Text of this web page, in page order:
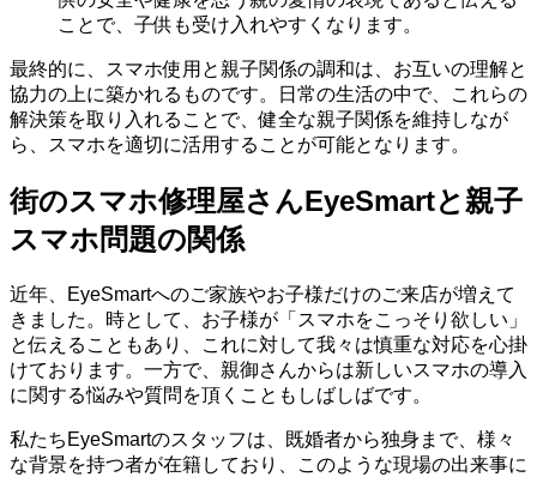
ことで、子供も受け入れやすくなります。
最終的に、スマホ使用と親子関係の調和は、お互いの理解と
協力の上に築かれるものです。日常の生活の中で、これらの
解決策を取り入れることで、健全な親子関係を維持しなが
ら、スマホを適切に活用することが可能となります。
街のスマホ修理屋さんEyeSmartと親子
スマホ問題の関係
近年、EyeSmartへのご家族やお子様だけのご来店が増えて
きました。時として、お子様が「スマホをこっそり欲しい」
と伝えることもあり、これに対して我々は慎重な対応を心掛
けております。一方で、親御さんからは新しいスマホの導入
に関する悩みや質問を頂くこともしばしばです。
私たちEyeSmartのスタッフは、既婚者から独身まで、様々
な背景を持つ者が在籍しており、このような現場の出来事に